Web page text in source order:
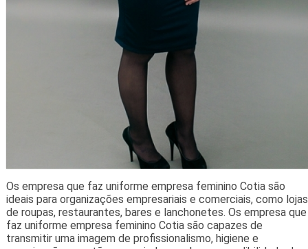
Os empresa que faz uniforme empresa feminino Cotia são
ideais para organizações empresariais e comerciais, como lojas
de roupas, restaurantes, bares e lanchonetes. Os empresa que
faz uniforme empresa feminino Cotia são capazes de
transmitir uma imagem de profissionalismo, higiene e